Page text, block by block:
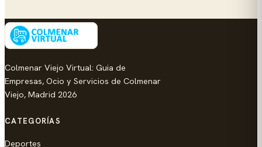
Colmenar Viejo Virtual: Guia de
Empresas, Ocio y Servicios de Colmenar
Viejo, Madrid 2026
CATEGORÍAS
Deportes